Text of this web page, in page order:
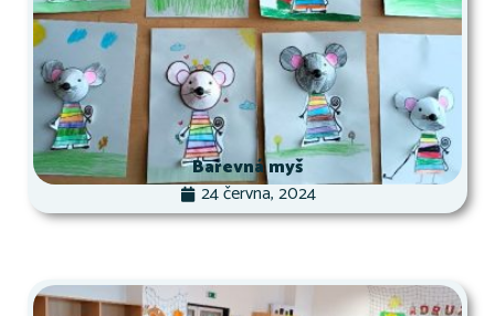
Barevná myš
24 června, 2024